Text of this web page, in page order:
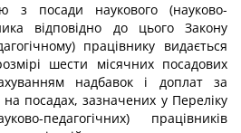
з посади наукового (науково-
відповідно до цього Закону
працівнику видається
шести місячних посадових
надбавок і доплат за
посадах, зазначених у Переліку
педагогічних) працівників